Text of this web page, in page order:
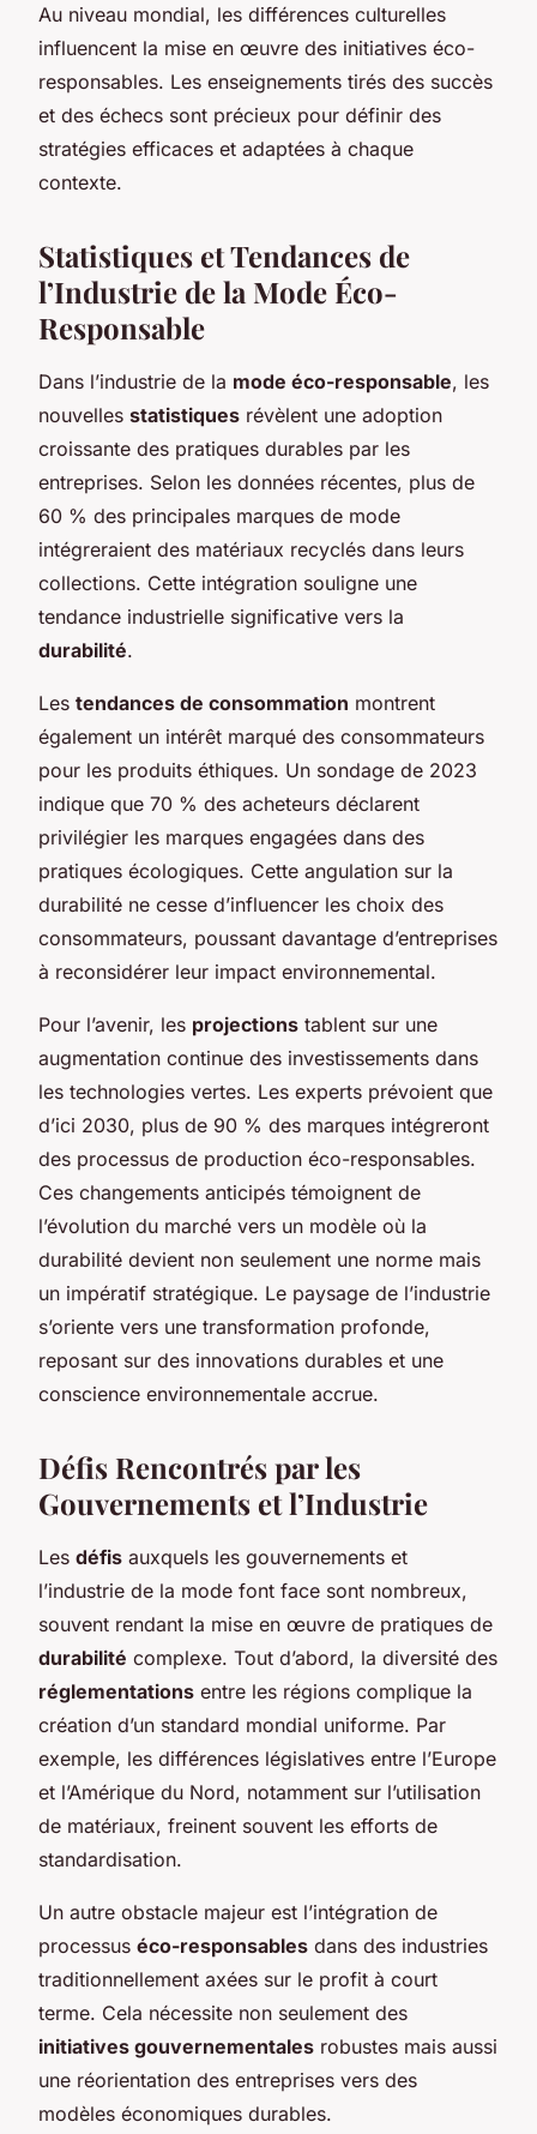
Au niveau mondial, les différences culturelles
influencent la mise en œuvre des initiatives éco-
responsables. Les enseignements tirés des succès
et des échecs sont précieux pour définir des
stratégies efficaces et adaptées à chaque
contexte.
Statistiques et Tendances de
l’Industrie de la Mode Éco-
Responsable
Dans l’industrie de la mode éco-responsable, les
nouvelles statistiques révèlent une adoption
croissante des pratiques durables par les
entreprises. Selon les données récentes, plus de
60 % des principales marques de mode
intégreraient des matériaux recyclés dans leurs
collections. Cette intégration souligne une
tendance industrielle significative vers la
durabilité.
Les tendances de consommation montrent
également un intérêt marqué des consommateurs
pour les produits éthiques. Un sondage de 2023
indique que 70 % des acheteurs déclarent
privilégier les marques engagées dans des
pratiques écologiques. Cette angulation sur la
durabilité ne cesse d’influencer les choix des
consommateurs, poussant davantage d’entreprises
à reconsidérer leur impact environnemental.
Pour l’avenir, les projections tablent sur une
augmentation continue des investissements dans
les technologies vertes. Les experts prévoient que
d’ici 2030, plus de 90 % des marques intégreront
des processus de production éco-responsables.
Ces changements anticipés témoignent de
l’évolution du marché vers un modèle où la
durabilité devient non seulement une norme mais
un impératif stratégique. Le paysage de l’industrie
s’oriente vers une transformation profonde,
reposant sur des innovations durables et une
conscience environnementale accrue.
Défis Rencontrés par les
Gouvernements et l’Industrie
Les défis auxquels les gouvernements et
l’industrie de la mode font face sont nombreux,
souvent rendant la mise en œuvre de pratiques de
durabilité complexe. Tout d’abord, la diversité des
réglementations entre les régions complique la
création d’un standard mondial uniforme. Par
exemple, les différences législatives entre l’Europe
et l’Amérique du Nord, notamment sur l’utilisation
de matériaux, freinent souvent les efforts de
standardisation.
Un autre obstacle majeur est l’intégration de
processus éco-responsables dans des industries
traditionnellement axées sur le profit à court
terme. Cela nécessite non seulement des
initiatives gouvernementales robustes mais aussi
une réorientation des entreprises vers des
modèles économiques durables.